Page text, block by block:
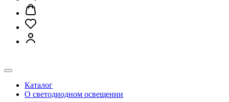
Каталог
О светодиодном освещении